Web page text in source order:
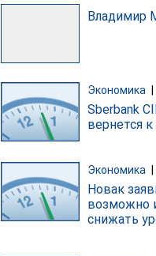
Владимир
Экономика
Sberbank
вернется
Экономика |
Новак
возможно
снижать